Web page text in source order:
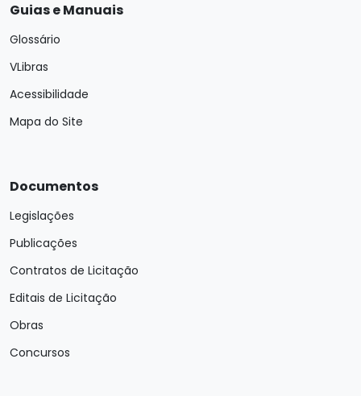
Guias e Manuais
Glossário
VLibras
Acessibilidade
Mapa do Site
Documentos
Legislações
Publicações
Contratos de Licitação
Editais de Licitação
Obras
Concursos